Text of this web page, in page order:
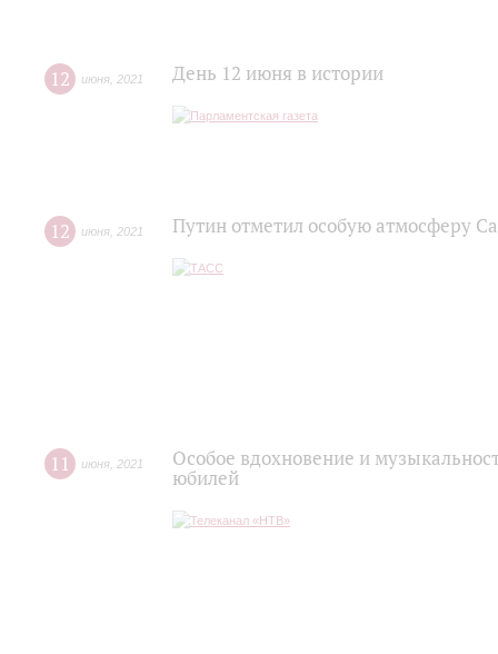
12 июня 2021 День 12 июня в истории
12 июня 2021 Путин отметил особую атмосферу
11 июня 2021
Особое вдохновение и
юбилей